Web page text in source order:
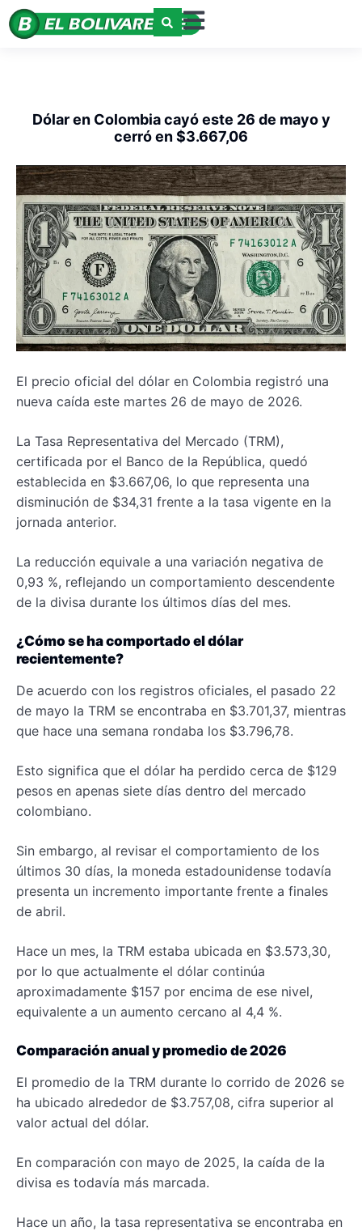
Dólar en Colombia cayó este 26 de mayo y
cerró en $3.667,06
El precio oficial del dólar en Colombia registró una
nueva caída este martes 26 de mayo de 2026.
La Tasa Representativa del Mercado (TRM),
certificada por el Banco de la República, quedó
establecida en $3.667,06, lo que representa una
disminución de $34,31 frente a la tasa vigente en la
jornada anterior.
La reducción equivale a una variación negativa de
0,93 %, reflejando un comportamiento descendente
de la divisa durante los últimos días del mes.
¿Cómo se ha comportado el dólar
recientemente?
De acuerdo con los registros oficiales, el pasado 22
de mayo la TRM se encontraba en $3.701,37, mientras
que hace una semana rondaba los $3.796,78.
Esto significa que el dólar ha perdido cerca de $129
pesos en apenas siete días dentro del mercado
colombiano.
Sin embargo, al revisar el comportamiento de los
últimos 30 días, la moneda estadounidense todavía
presenta un incremento importante frente a finales
de abril.
Hace un mes, la TRM estaba ubicada en $3.573,30,
por lo que actualmente el dólar continúa
aproximadamente $157 por encima de ese nivel,
equivalente a un aumento cercano al 4,4 %.
Comparación anual y promedio de 2026
El promedio de la TRM durante lo corrido de 2026 se
ha ubicado alrededor de $3.757,08, cifra superior al
valor actual del dólar.
En comparación con mayo de 2025, la caída de la
divisa es todavía más marcada.
Hace un año, la tasa representativa se encontraba en